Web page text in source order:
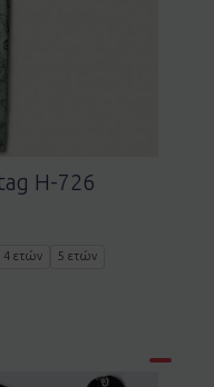
H-726
4 ετών
5 ετών